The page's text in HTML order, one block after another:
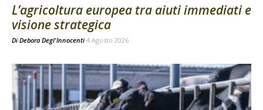
L’agricoltura europea tra aiuti immediati e
visione strategica
Di Debora Degl'Innocenti 4 Agosto 2026